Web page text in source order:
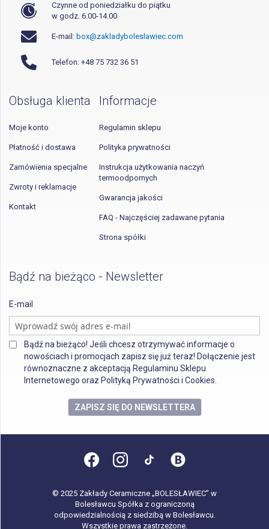
Czynne od poniedziałku do piątku
w godz. 6.00-14.00
E-mail: box@zakladyboleslawiec.com
Telefon: +48 75 732 36 51
Obsługa klienta
Moje konto
Płatność i dostawa
Zamówienia specjalne
Zwroty i reklamacje
Kontakt
Informacje
Regulamin sklepu
Polityka prywatności
Instrukcja użytkowania naczyń
termoodpornych
Gwarancja jakości
FAQ - Najczęściej zadawane pytania
Strona spółki
Bądź na bieżąco - Newsletter
E-mail
Bądź na bieżąco! Jeśli chcesz otrzymywać informacje o
nowościach i promocjach zapisz się już teraz! Dołączenie jest
równoznaczne z akceptacją Regulaminu Sklepu
Internetowego oraz Polityką Prywatności i Cookies.
ZAPISZ SIĘ DO NEWSLETTERA
© 2025 Zakłady Ceramiczne „BOLESŁAWIEC” w
Bolesławcu Spółka z ograniczoną
odpowiedzialnością z siedzibą w Bolesławcu.
Wszystkie prawa zastrzeżone.